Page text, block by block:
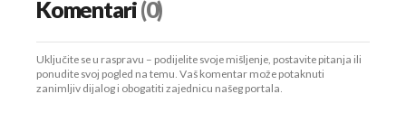
Komentari(0)
Uključite se u raspravu – podijelite svoje mišljenje, postavite pitanja ili
ponudite svoj pogled na temu. Vaš komentar može potaknuti
zanimljiv dijalog i obogatiti zajednicu našeg portala.